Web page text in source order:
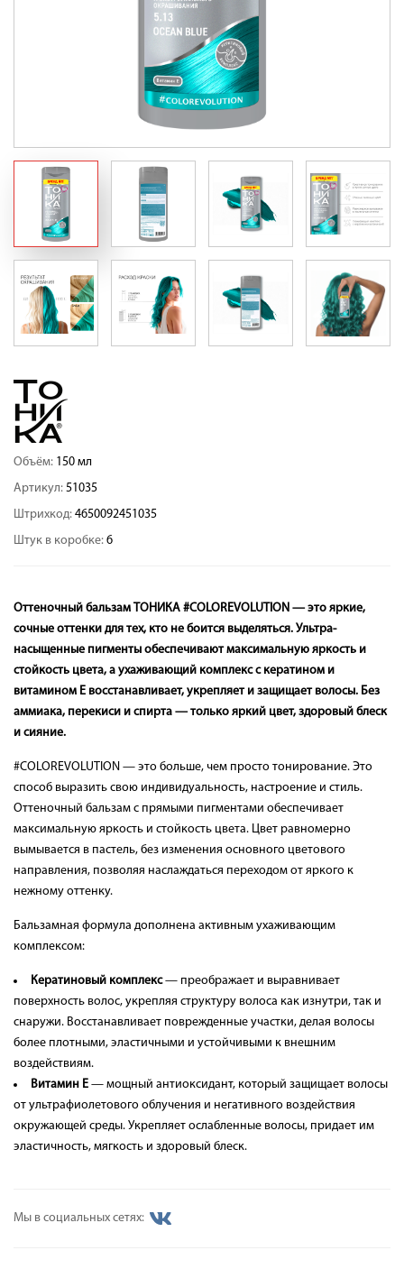
Объём: 150 мл
Артикул: 51035
Штрихкод: 4650092451035
Штук в коробке: 6
Оттеночный бальзам ТОНИКА #COLOREVOLUTION — это яркие,
сочные оттенки для тех, кто не боится выделяться. Ультра-
насыщенные пигменты обеспечивают максимальную яркость и
стойкость цвета, а ухаживающий комплекс с кератином и
витамином Е восстанавливает, укрепляет и защищает волосы. Без
аммиака, перекиси и спирта — только яркий цвет, здоровый блеск
и сияние.
#COLOREVOLUTION — это больше, чем просто тонирование. Это
способ выразить свою индивидуальность, настроение и стиль.
Оттеночный бальзам с прямыми пигментами обеспечивает
максимальную яркость и стойкость цвета. Цвет равномерно
вымывается в пастель, без изменения основного цветового
направления, позволяя наслаждаться переходом от яркого к
нежному оттенку.
Бальзамная формула дополнена активным ухаживающим
комплексом:
Кератиновый комплекс— преображает и выравнивает
поверхность волос, укрепляя структуру волоса как изнутри, так и
снаружи. Восстанавливает поврежденные участки, делая волосы
более плотными, эластичными и устойчивыми к внешним
воздействиям.
Витамин Е — мощный антиоксидант, который защищает волосы
от ультрафиолетового облучения и негативного воздействия
окружающей среды. Укрепляет ослабленные волосы, придает им
эластичность, мягкость и здоровый блеск.
Мы в социальных сетях: